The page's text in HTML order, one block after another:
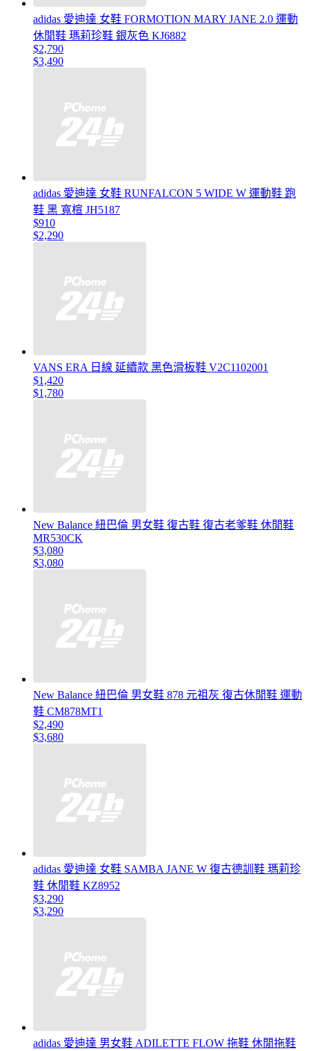
adidas 愛迪達 女鞋 FORMOTION MARY JANE 2.0 運動
休閒鞋 瑪莉珍鞋 銀灰色 KJ6882
$2,790
$3,490
adidas 愛迪達 女鞋 RUNFALCON 5 WIDE W 運動鞋 跑
鞋 黑 寬楦 JH5187
$910
$2,290
VANS ERA 日線 延續款 黑色滑板鞋 V2C1102001
$1,420
$1,780
New Balance 紐巴倫 男女鞋 復古鞋 復古老爹鞋 休閒鞋
MR530CK
$3,080
$3,080
New Balance 紐巴倫 男女鞋 878 元祖灰 復古休閒鞋 運動
鞋 CM878MT1
$2,490
$3,680
adidas 愛迪達 女鞋 SAMBA JANE W 復古德訓鞋 瑪莉珍
鞋 休閒鞋 KZ8952
$3,290
$3,290
adidas 愛迪達 男女鞋 ADILETTE FLOW 拖鞋 休閒拖鞋